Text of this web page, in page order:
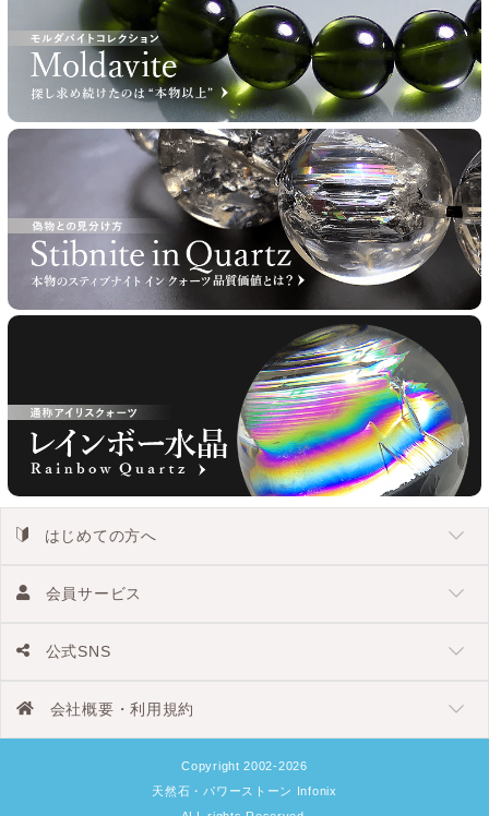
はじめての方へ
会員サービス
公式SNS
会社概要・利用規約
Copyright 2002-2026
天然石・パワーストーン Infonix